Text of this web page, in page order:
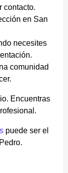
contacto.
en San
necesites
comunidad
Encuentras
puede ser el